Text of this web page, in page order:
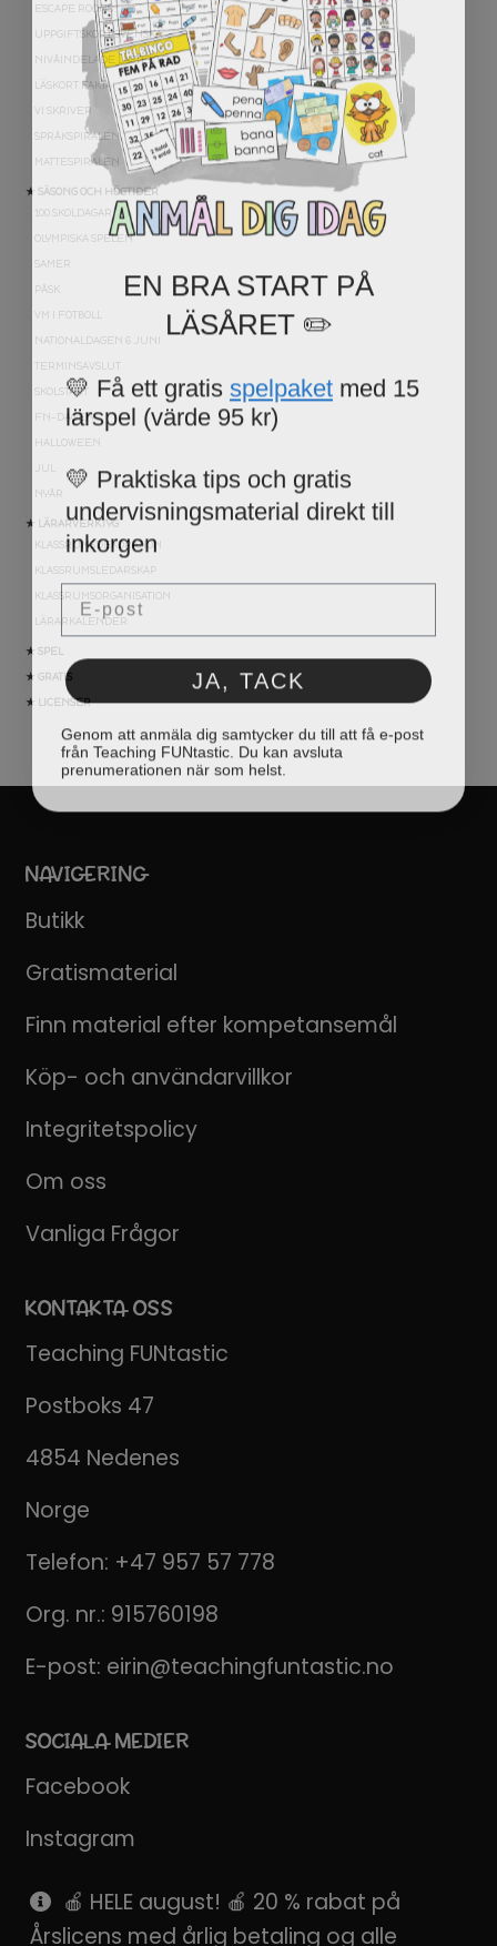
ESCAPE ROOMS
UPPGIFTSKORT SVENSKA
NIVÅINDELADE LÄSTEXTER
LÄSKORT FAKTA
VI SKRIVER
SPRÅKSPIRALEN
MATTESPIRALEN
★ SÄSONG OCH HÖGTIDER
100 SKOLDAGAR
OLYMPISKA SPELEN
SAMER
PÅSK
VM I FOTBOLL
NATIONALDAGEN 6 JUNI
TERMINSAVSLUT
SKOLSTART
FN-DAGEN
HALLOWEEN
JUL
NYÅR
★ LÄRARVERKTYG
KLASSRUMSDEKORATION
KLASSRUMSLEDARSKAP
KLASSRUMSORGANISATION
LÄRARKALENDER
★ SPEL
★ GRATIS
★ LICENSER
NAVIGERING
Butikk
Gratismaterial
Finn material efter kompetansemål
Köp- och användarvillkor
Integritetspolicy
Om oss
Vanliga Frågor
KONTAKTA OSS
Teaching FUNtastic
Postboks 47
4854 Nedenes
Norge
Telefon: +47 957 57 778
Org. nr.: 915760198
E-post: eirin@teachingfuntastic.no
SOCIALA MEDIER
Facebook
Instagram
Pinterest
🍎 HELE august! 🍎 20 % rabat på
Årslicens med årlig betaling og alle
EN BRA START PÅ
LÄSÅRET ✏️
💛 Få ett gratis spelpaket med 15
lärspel (värde 95 kr)
💛 Praktiska tips och gratis
undervisningsmaterial direkt till
inkorgen
Email
JA, TACK
från Teaching FUNtastic. Du kan avsluta
prenumerationen när som helst.